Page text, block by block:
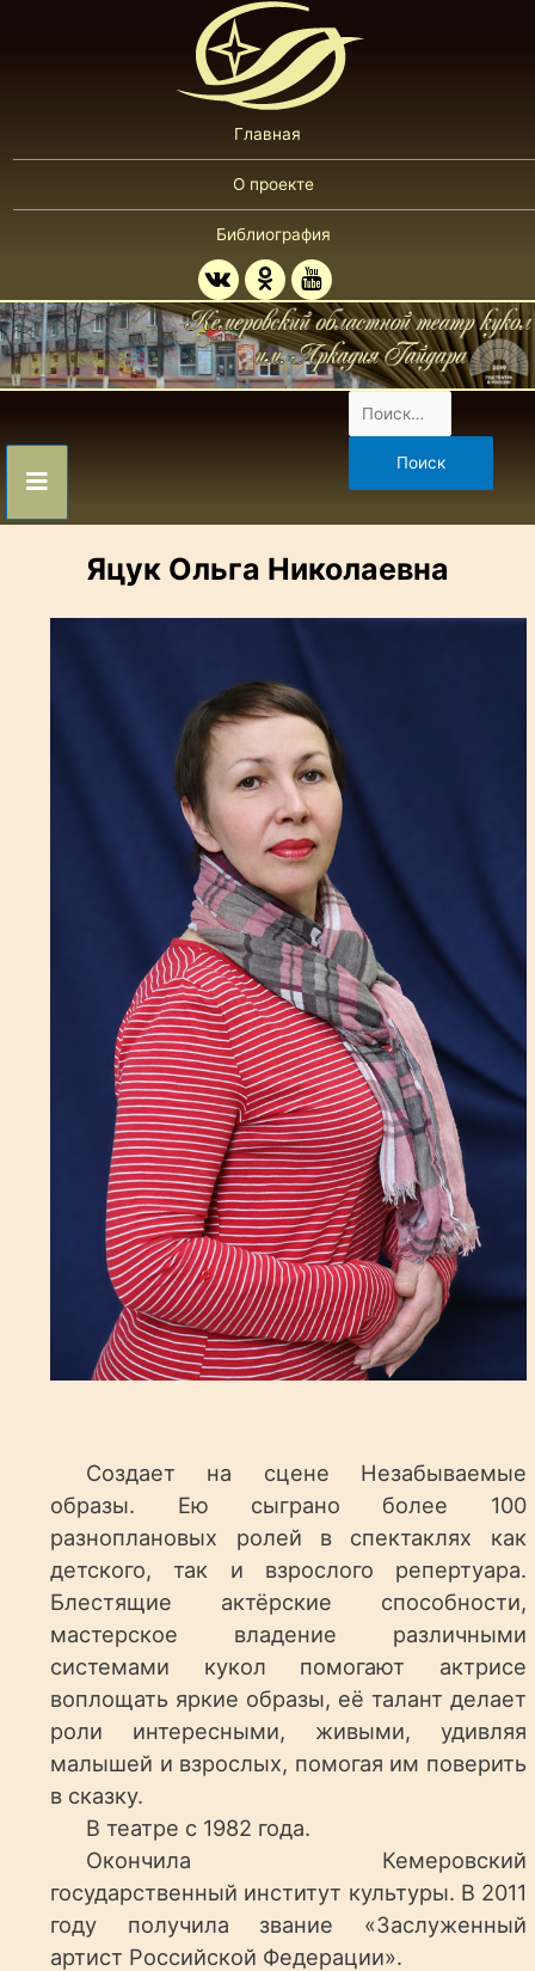
Главная
О проекте
Библиография
Яцук Ольга Николаевна
Создает на сцене Незабываемые
образы. Ею сыграно более 100
разноплановых ролей в спектаклях как
детского, так и взрослого репертуара.
Блестящие актёрские способности,
мастерское владение различными
системами кукол помогают актрисе
воплощать яркие образы, её талант делает
роли интересными, живыми, удивляя
малышей и взрослых, помогая им поверить
в сказку.
В театре с 1982 года.
Окончила Кемеровский
государственный институт культуры. В 2011
году получила звание «Заслуженный
артист Российской Федерации».